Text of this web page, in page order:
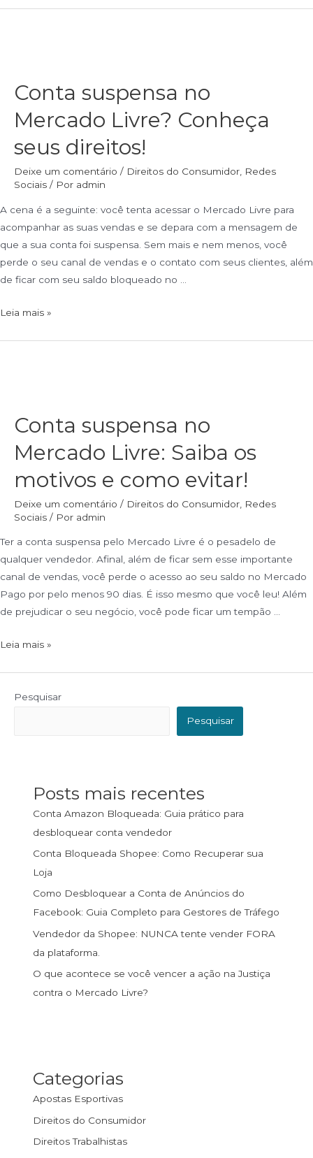
Conta suspensa no
Mercado Livre? Conheça
seus direitos!
Deixe um comentário / Direitos do Consumidor, Redes
Sociais / Por admin
A cena é a seguinte: você tenta acessar o Mercado Livre para
acompanhar as suas vendas e se depara com a mensagem de
que a sua conta foi suspensa. Sem mais e nem menos, você
perde o seu canal de vendas e o contato com seus clientes, além
de ficar com seu saldo bloqueado no …
Leia mais »
Conta suspensa no
Mercado Livre: Saiba os
motivos e como evitar!
Deixe um comentário / Direitos do Consumidor Redes
Sociais / Por admin
Ter a conta suspensa pelo Mercado Livre é o pesadelo de
qualquer vendedor. Afinal, além de ficar sem esse importante
canal de vendas, você perde o acesso ao seu saldo no Mercado
Pago por pelo menos 90 dias. É isso mesmo que você leu! Além
de prejudicar o seu negócio, você pode ficar um tempão …
Leia mais »
Pesquisar
Pesquisar
Posts mais recentes
Conta Amazon Bloqueada: Guia prático para
desbloquear conta vendedor
Conta Bloqueada Shopee: Como Recuperar sua
Loja
Como Desbloquear a Conta de Anúncios do
Facebook: Guia Completo para Gestores de Tráfego
Vendedor da Shopee: NUNCA tente vender FORA
da plataforma.
O que acontece se você vencer a ação na Justiça
contra o Mercado Livre?
Categorias
Apostas Esportivas
Direitos do Consumidor
Direitos Trabalhistas